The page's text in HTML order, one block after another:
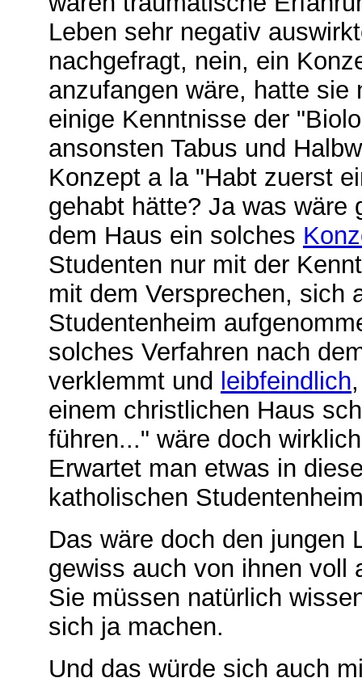
Leben sehr negativ
nachgefragt, nein, ein
anzufangen wäre, hatte
einige Kenntnisse der
ansonsten Tabus und
Konzept a la "Habt zuerst
gehabt hätte? Ja was wäre
dem Haus ein solches
Studenten nur mit der
mit dem Versprechen, sich
Studentenheim
solches Verfahren nach
verklemmt und leibfeindlich
einem christlichen Haus
führen..." wäre doch
Erwartet man etwas in
katholischen
Das wäre doch den jungen
gewiss auch von ihnen voll
Sie müssen natürlich
sich ja machen.
Und das würde sich auch